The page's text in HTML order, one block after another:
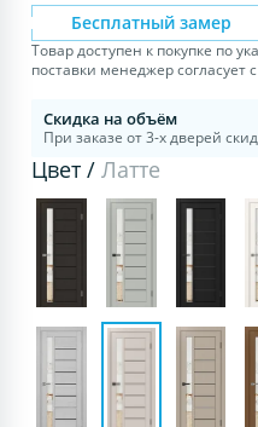
Бесплатный замер
Товар доступен к покупке по
поставки менеджер согласует
Скидка на объём
При заказе от 3-х дверей
Цвет /Латте